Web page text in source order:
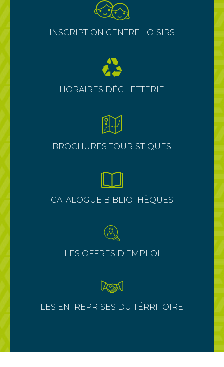
INSCRIPTION CENTRE LOISIRS
HORAIRES DÉCHETTERIE
BROCHURES TOURISTIQUES
CATALOGUE BIBLIOTHÈQUES
LES OFFRES D'EMPLOI
LES ENTREPRISES DU TÉRRITOIRE